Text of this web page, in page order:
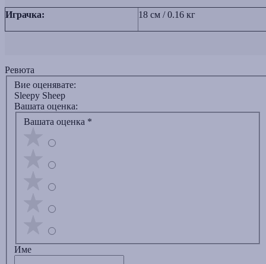
Играчка: 18 см / 0.16 кг
Ревюта
Вие оценявате:
Sleepy Sheep
Вашата оценка:
Вашата оценка *
Име